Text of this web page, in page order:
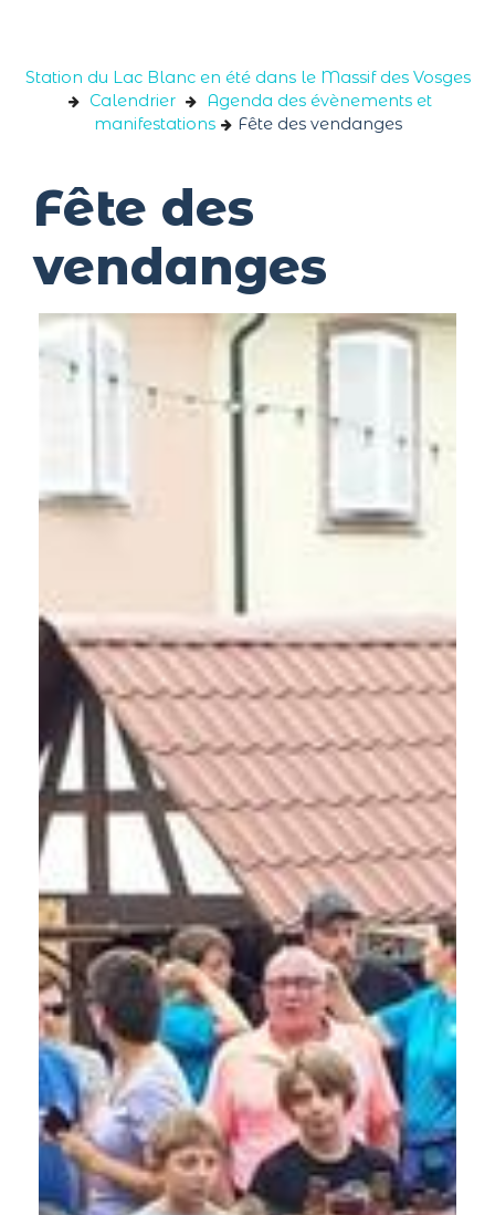
Station du Lac Blanc en été dans le Massif des Vosges
Calendrier
Agenda des évènements et
manifestations
Fête des vendanges
Fête des
vendanges